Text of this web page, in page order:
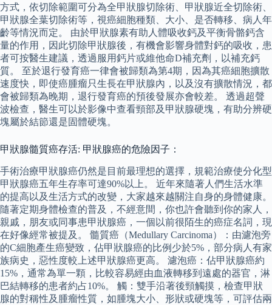
方式，依切除範圍可分為全甲狀腺切除術、甲狀腺近全切除術、
甲狀腺全葉切除術等，視癌細胞種類、大小、是否轉移、病人年
齡等情況而定。 由於甲狀腺素有助人體吸收鈣及平衡骨骼鈣含
量的作用，因此切除甲狀腺後，有機會影響身體對鈣的吸收，患
者可按醫生建議，透過服用鈣片或維他命D補充劑，以補充鈣
質。 至於退行發育癌一律會被歸類為第4期，因為其癌細胞擴散
速度快，即使癌腫瘤只生長在甲狀腺內，以及沒有擴散情況，都
會被歸類為晚期，退行發育癌的預後發展亦會較差。 透過超聲
波檢查，醫生可以於影像中查看頸部及甲狀腺硬塊，有助分辨硬
塊屬於結節還是固體硬塊。
甲狀腺髓質癌存活: 甲狀腺癌的危險因子：
手術治療甲狀腺癌仍然是目前最理想的選擇，規範治療使分化型
甲狀腺癌五年生存率可達90%以上。 近年來隨著人們生活水準
的提高以及生活方式的改變，大家越來越關注自身的身體健康。
隨著定期身體檢查的普及，不經意間，你也許會聽到你的家人，
親戚，朋友或同事患甲狀腺癌，一個以前很陌生的癌症名詞，現
在好像經常被提及。 髓質癌（Medullary Carcinoma）：由濾泡旁
的C細胞產生癌變致，佔甲狀腺癌的比例少於5%，部分病人有家
族病史，惡性度較上述甲狀腺癌更高。 濾泡癌：佔甲狀腺癌約
15%，通常為單一顆，比較容易經由血液轉移到遠處的器官，淋
巴結轉移的患者約占10%。 觸：雙手沿著後頸觸摸，檢查甲狀
腺的對稱性及腫瘤性質，如腫塊大小、形狀或硬塊等，可評估兩